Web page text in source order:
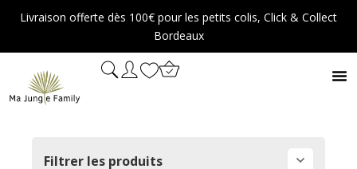
Aller
contenu
Livraison offerte dès 100€ pour les petits colis, Click & Collect
Bordeaux
Filtrer les produits